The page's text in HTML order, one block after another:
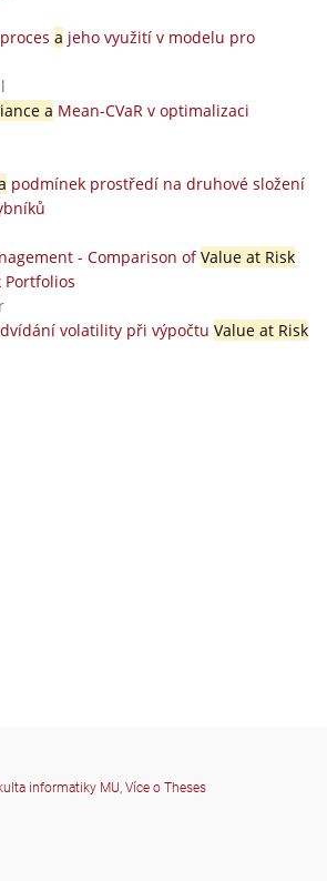
a jeho využití v modelu pro
a Mean-CVaR v optimalizaci
podmínek prostředí na druhové složení
- Comparison ofValue at Risk
Portfolios
volatility při výpočtu Value at Risk
informatiky MU, Více o Theses